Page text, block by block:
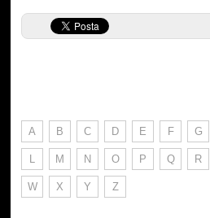
A B C D E F G
L M N O P Q R
W X Y Z